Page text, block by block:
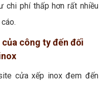
chi phí thấp hơn rất nhiều
công ty đến đối
cửa xếp inox đem đến